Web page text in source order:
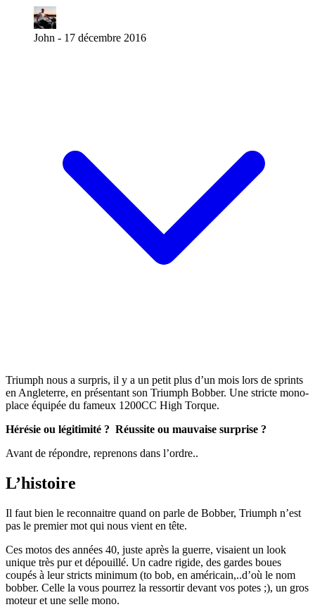
John - 17 décembre 2016
Triumph nous a surpris, il y a un petit plus d’un mois lors de sprints
en Angleterre, en présentant son Triumph Bobber. Une stricte mono-
place équipée du fameux 1200CC High Torque.
Hérésie ou légitimité ? Réussite ou mauvaise surprise ?
Avant de répondre, reprenons dans l’ordre..
L’histoire
Il faut bien le reconnaitre quand on parle de Bobber, Triumph n’est
pas le premier mot qui nous vient en tête.
Ces motos des années 40, juste après la guerre, visaient un look
unique très pur et dépouillé. Un cadre rigide, des gardes boues
coupés à leur stricts minimum (to bob, en américain,..d’où le nom
bobber. Celle la vous pourrez la ressortir devant vos potes ;), un gros
moteur et une selle mono.